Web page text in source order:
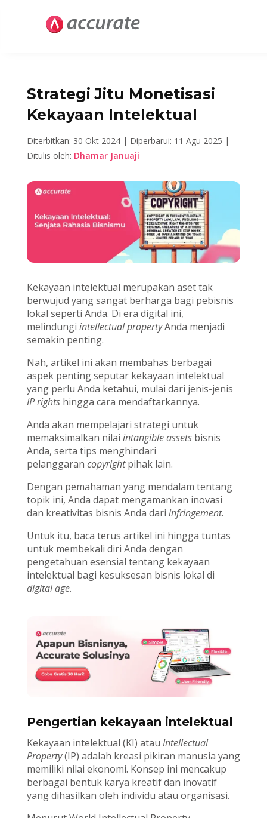
Strategi Jitu Monetisasi
Kekayaan Intelektual
Diterbitkan: 30 Okt 2024 | Diperbarui: 11 Agu 2025 |
Ditulis oleh: Dhamar Januaji
Kekayaan intelektual merupakan aset tak
berwujud yang sangat berharga bagi pebisnis
lokal seperti Anda. Di era digital ini,
melindungi intellectual propertyAnda menjadi
semakin penting.
Nah, artikel ini akan membahas berbagai
aspek penting seputar kekayaan intelektual
yang perlu Anda ketahui, mulai dari jenis-jenis
IP rightshingga cara mendaftarkannya.
Anda akan mempelajari strategi untuk
memaksimalkan nilai intangible assetsbisnis
Anda, serta tips menghindari
pelanggaran copyrightpihak lain.
Dengan pemahaman yang mendalam tentang
topik ini, Anda dapat mengamankan inovasi
dan kreativitas bisnis Anda dari infringement.
Untuk itu, baca terus artikel ini hingga tuntas
untuk membekali diri Anda dengan
pengetahuan esensial tentang kekayaan
intelektual bagi kesuksesan bisnis lokal di
digital age.
Pengertian kekayaan intelektual
Kekayaan intelektual (KI) atau Intellectual
Property(IP) adalah kreasi pikiran manusia yang
memiliki nilai ekonomi. Konsep ini mencakup
berbagai bentuk karya kreatif dan inovatif
yang dihasilkan oleh individu atau organisasi.